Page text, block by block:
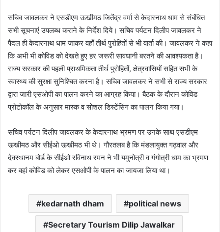
सचिव जावलकर ने एसडीएम ऊखीमठ जितेंद्र वर्मा से केदारनाथ धाम से संबंधित
सभी सूचनाएं उपलब्ध कराने के निर्देश दिये। सचिव पर्यटन दिलीप जावलकर ने
पैदल ही केदारनाथ धाम जाकर वहाँ तीर्थ पुरोहितों से भी वार्ता की। जावलकर ने कहा
कि अभी भी कोविड को देखते हुए हर जरूरी सावधानी बरतने की आवश्यकता है।
राज्य सरकार की पहली प्राथमिकता तीर्थ पुरोहितों, क्षेत्रवासियों सहित सभी के
स्वास्थ्य की सुरक्षा सुनिश्चित करना है। सचिव जावलकर ने सभी से राज्य सरकार
द्वारा जारी एसओपी का पालन करने का आग्रह किया। बैठक के दौरान कोविड
प्रोटोकॉल के अनुसार मास्क व सोशल डिस्टेंसिंग का पालन किया गया।
सचिव पर्यटन दिलीप जावलकर के केदारनाथ भ्रमण पर उनके साथ एसडीएम
ऊखीमठ और सीईओ ऊखीमठ भी थे। गौरतलब है कि मंडलायुक्त गढ़वाल और
देवस्थानम बोर्ड के सीईओ रविनाथ रमन ने भी यमुनोत्री व गंगोत्री धाम का भ्रमण
कर वहां कोविड को लेकर एसओपी के पालन का जायजा लिया था।
kedarnath dham political news
Secretary Tourism Dilip Jawalkar